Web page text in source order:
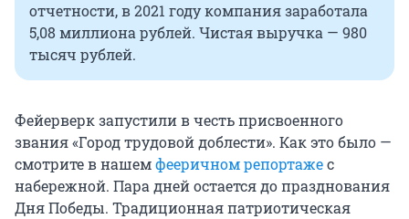
отчетности, в 2021 году компания заработала
5,08 миллиона рублей. Чистая выручка — 980
тысяч рублей.
Фейерверк запустили в честь присвоенного
звания «Город трудовой доблести». Как это было —
смотрите в нашемфееричном репортажес
набережной. Пара дней остается до празднования
Дня Победы. Традиционная патриотическая